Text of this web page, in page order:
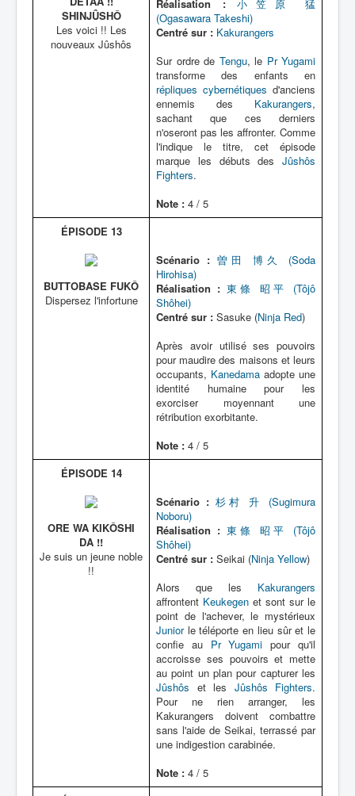
SHINJÛSHÔ
Les voici !! Les
nouveaux Jûshôs
Réalisation :
小笠原 猛
(Ogasawara Takeshi)
Centré sur : Kakurangers
Sur ordre de Tengu, le Pr Yugami
transforme des enfants en
répliques cybernétiques d'anciens
ennemis des Kakurangers,
sachant que ces derniers
n'oseront pas les affronter. Comme
l'indique le titre, cet épisode
marque les débuts des Jûshôs
Fighters.
Note : 4 / 5
ÉPISODE 13
BUTTOBASE FUKÔ
Dispersez l'infortune
Scénario : 曽田 博久 (Soda
Hirohisa)
Réalisation : 東條 昭平 (Tôjô
Shôhei)
Centré sur : Sasuke (Ninja Red)
Après avoir utilisé ses pouvoirs
pour maudire des maisons et leurs
occupants, Kanedama adopte une
identité humaine pour les
exorciser moyennant une
rétribution exorbitante.
Note : 4 / 5
ÉPISODE 14
ORE WA KIKÔSHI
DA !!
Je suis un jeune noble
!!
Scénario : 杉村 升 (Sugimura
Noboru)
Réalisation : 東條 昭平 (Tôjô
Shôhei)
Centré sur : Seikai (Ninja Yellow)
Alors que les Kakurangers
affrontent Keukegen et sont sur le
point de l'achever, le mystérieux
Juniorle téléporte en lieu sûr et le
confie au Pr Yugami pour qu'il
accroisse ses pouvoirs et mette
au point un plan pour capturer les
Jûshôs et les Jûshôs Fighters.
Pour ne rien arranger, les
Kakurangers doivent combattre
sans l'aide de Seikai, terrassé par
une indigestion carabinée.
Note : 4 / 5